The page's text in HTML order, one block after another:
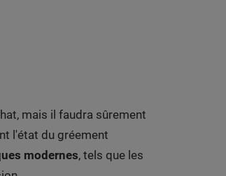
mais il faudra sûrement
l'état du gréement
modernes, tels que les